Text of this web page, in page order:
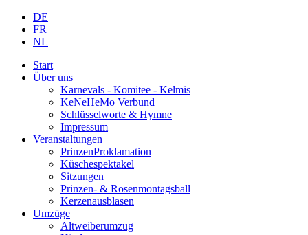
DE
FR
NL
Start
Über uns
Karnevals - Komitee - Kelmis
KeNeHeMo Verbund
Schlüsselworte & Hymne
Impressum
Veranstaltungen
PrinzenProklamation
Küschespektakel
Sitzungen
Prinzen- & Rosenmontagsball
Kerzenausblasen
Umzüge
Altweiberumzug